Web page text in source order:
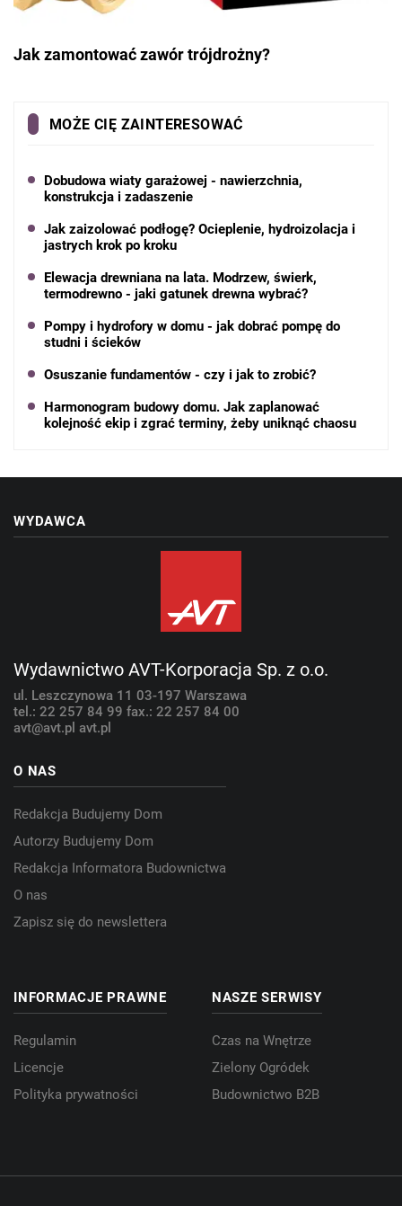
Jak zamontować zawór trójdrożny?
MOŻE CIĘ ZAINTERESOWAĆ
Dobudowa wiaty garażowej - nawierzchnia,
konstrukcja i zadaszenie
Jak zaizolować podłogę? Ocieplenie, hydroizolacja i
jastrych krok po kroku
Elewacja drewniana na lata. Modrzew, świerk,
termodrewno - jaki gatunek drewna wybrać?
Pompy i hydrofory w domu - jak dobrać pompę do
studni i ścieków
Osuszanie fundamentów - czy i jak to zrobić?
Harmonogram budowy domu. Jak zaplanować
kolejność ekip i zgrać terminy, żeby uniknąć chaosu
WYDAWCA
Wydawnictwo AVT-Korporacja Sp. z o.o.
ul. Leszczynowa 11 03-197 Warszawa
tel.: 22 257 84 99 fax.: 22 257 84 00
avt@avt.pl avt.pl
O NAS
Redakcja Budujemy Dom
Autorzy Budujemy Dom
Redakcja Informatora Budownictwa
O nas
Zapisz się do newslettera
INFORMACJE PRAWNE
Regulamin
Licencje
Polityka prywatności
NASZE SERWISY
Czas na Wnętrze
Zielony Ogródek
Budownictwo B2B